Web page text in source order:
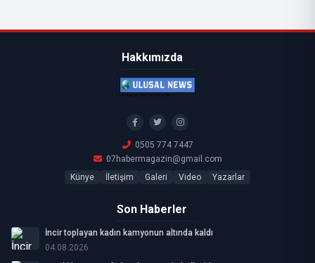
Hakkımızda
0505 774 7447
07habermagazin@gmail.com
Künye
İletişim Galeri Video Yazarlar
Son Haberler
İncir toplayan kadın kamyonun altında kaldı
04.08.2026